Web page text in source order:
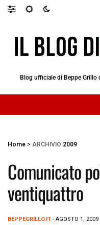
Blog ufficiale di Beppe
Home > ARCHIVIO 2009
Comunicato
ventiquattro
BEPPEGRILLO.IT - AGOSTO 1, 2009